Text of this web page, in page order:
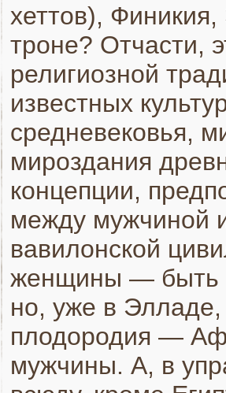
хеттов),
троне? Отчасти,
религиозной
известных
средневековья,
мироздания
концепции,
между мужчиной
вавилонской
женщины — быть
но, уже в
плодородия —
мужчины. А, в